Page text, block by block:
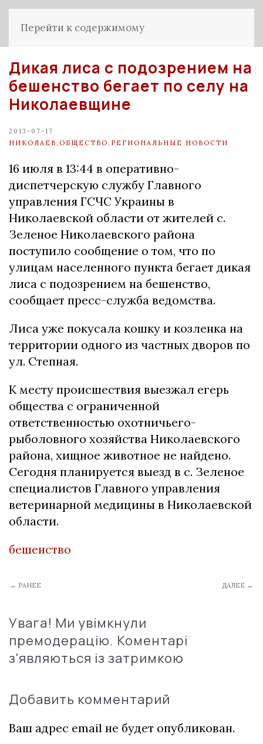
Перейти к содержимому
Дикая лиса с подозрением на
бешенство бегает по селу на
Николаевщине
2013-07-17
НИКОЛАЕВ ОБЩЕСТВО РЕГИОНАЛЬНЫЕ НОВОСТИ
16 июля в 13:44 в оперативно-
диспетчерскую службу Главного
управления ГСЧС Украины в
Николаевской области от жителей с.
Зеленое Николаевского района
поступило сообщение о том, что по
улицам населенного пункта бегает дикая
лиса с подозрением на бешенство,
сообщает пресс-служба ведомства.
Лиса уже покусала кошку и козленка на
территории одного из частных дворов по
ул. Степная.
К месту происшествия выезжал егерь
общества с ограниченной
ответственностью охотничьего-
рыболовного хозяйства Николаевского
района, хищное животное не найдено.
Сегодня планируется выезд в с. Зеленое
специалистов Главного управления
ветеринарной медицины в Николаевской
области.
бешенство
← РАНЕЕ ДАЛЕЕ →
Увага! Ми увімкнули
премодерацію. Коментарі
з'являються із затримкою
Добавить комментарий
Ваш адрес email не будет опубликован.